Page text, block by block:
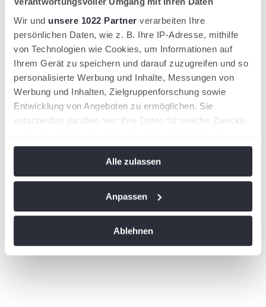
Wir und unsere 1022 Partner verarbeiten Ihre
persönlichen Daten, wie z. B. Ihre IP-Adresse, mithilfe
von Technologien wie Cookies, um Informationen auf
Ihrem Gerät zu speichern und darauf zuzugreifen und so
personalisierte Werbung und Inhalte, Messungen von
Werbung und Inhalten, Zielgruppenforschung sowie
Entwicklung von Angeboten zu ermöglichen. Sie
entscheiden darüber, wer Ihre Daten für welche Zwecke
Cookie-Erklärung oder durch Klicken auf das Privacy
Trigger Symbol ändern oder widerrufen
Wenn Sie es erlauben, würden wir auch gerne:
Alle zulassen
Anpassen
Ablehnen
Bundesstützpunkt und Leistungszentrum des Bayerischen
Tennis-Verbandes ist sie Trainingszentrum vieler
Weltklassespieler und hoffnungsvoller Talente.